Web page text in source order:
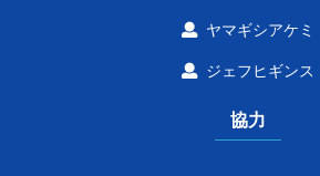
ヤマギシアケミ
ジェフヒギンス
協力